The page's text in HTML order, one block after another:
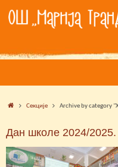
content
HomeСекције Archive by category
Дан школе 2024/2025.